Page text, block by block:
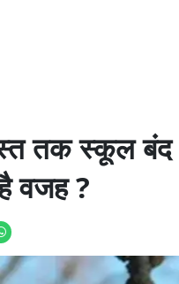
तक स्कूल
वजह ?